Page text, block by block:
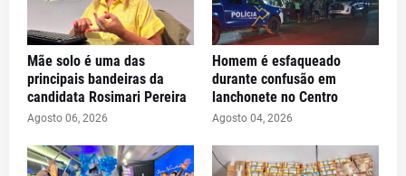
Mãe solo é uma das
principais bandeiras da
candidata Rosimari Pereira
Agosto 06, 2026
Homem é esfaqueado
durante confusão em
lanchonete no Centro
Agosto 04, 2026